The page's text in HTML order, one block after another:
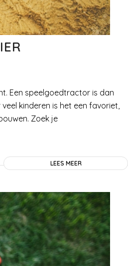
Een speelgoedtractor is dan
kinderen is het een favoriet,
Zoek je
LEES MEER